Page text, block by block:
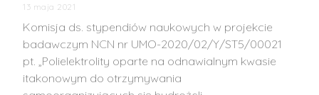
13 maja 2021
Komisja ds. stypendiów naukowych w projekcie
badawczym NCN nr UMO-2020/02/Y/ST5/00021
pt. „Polielektrolity oparte na odnawialnym kwasie
itakonowym do otrzymywania